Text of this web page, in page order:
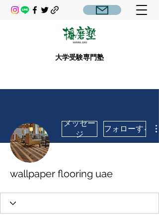
大学受験専門塾
メッセー
ジ
フォローする
wallpaper flooring uae